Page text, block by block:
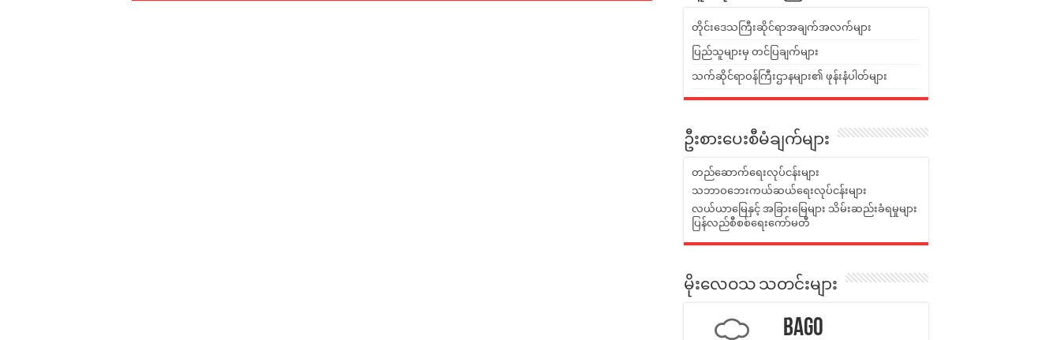
တိုင်းဒေသကြီးဆိုင်ရာအချက်အလက်များ
ပြည်သူများမှ တင်ပြချက်များ
သက်ဆိုင်ရာဝန်ကြီးဌာနများ၏ ဖုန်းနံပါတ်များ
ဦးစားပေးစီမံချက်များ
တည်ဆောက်ရေးလုပ်ငန်းများ
သဘာဝဘေးကယ်ဆယ်ရေးလုပ်ငန်းများ
လယ်ယာမြေနှင့် အခြားမြေများ သိမ်းဆည်းခံရမှုများ
ပြန်လည်စီစစ်ရေးကော်မတီ
မိုးလေဝသ သတင်းများ
Bago